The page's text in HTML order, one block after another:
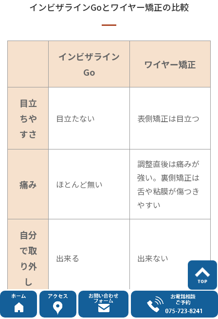
インビザラインGoとワイヤー矯正の比較
インビザライン
Go
ワイヤー矯正
目立
ちや
すさ
目立たない 表側矯正は目立つ
痛み ほとんど無い
調整直後は痛みが
強い。裏側矯正は
舌や粘膜が傷つき
やすい
自分
で取
り外
し
出来る 出来ない
食事 食べやすい 食べにくい